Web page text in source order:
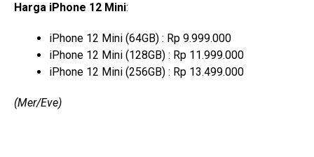
Harga iPhone 12 Mini:
iPhone 12 Mini (64GB) : Rp 9.999.000
iPhone 12 Mini (128GB) : Rp 11.999.000
iPhone 12 Mini (256GB) : Rp 13.499.000
(Mer/Eve)